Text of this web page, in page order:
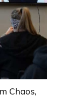
Chaos,